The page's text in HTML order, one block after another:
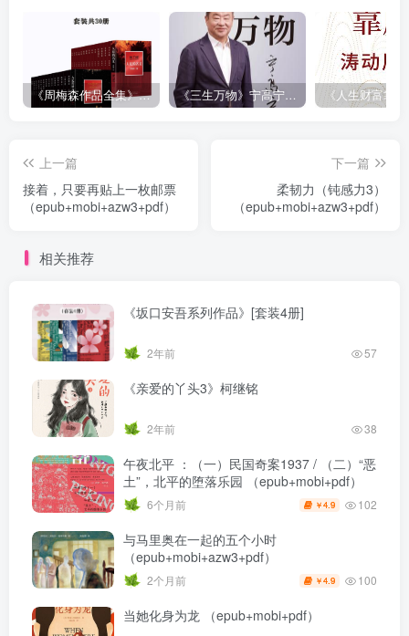
《周梅森作品全集》[共30册] 《三生万物》宁高宁（epub+mobi+azw3+pdf）
上一篇
接着，只要再贴上一枚邮票
（epub+mobi+azw3+pdf）
下一篇
柔韧力（钝感力3）
（epub+mobi+azw3+pdf）
相关推荐
《坂口安吾系列作品》[套装4册]
2年前 57
《亲爱的丫头3》柯继铭
2年前 38
午夜北平 ：（一）民国奇案1937 / （二）“恶
土”，北平的堕落乐园 （epub+mobi+pdf）
6个月前 ￥4.9 102
与马里奥在一起的五个小时
（epub+mobi+azw3+pdf）
2个月前 ￥4.9 100
当她化身为龙 （epub+mobi+pdf）